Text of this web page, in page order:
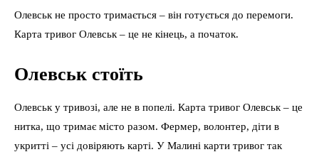
Олевськ не просто тримається – він готується до перемоги.
Карта тривог Олевськ – це не кінець, а початок.
Олевськ стоїть
Олевськ у тривозі, але не в попелі. Карта тривог Олевськ – це
нитка, що тримає місто разом. Фермер, волонтер, діти в
укритті – усі довіряють карті. У Малині карти тривог так